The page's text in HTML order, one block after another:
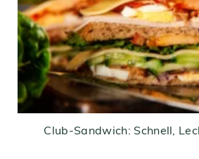
Club-Sandwich: Schnell,